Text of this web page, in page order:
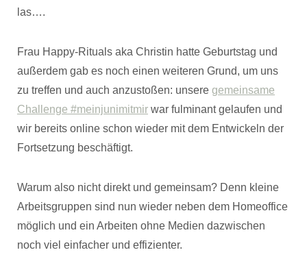
las….
Frau Happy-Rituals aka Christin hatte Geburtstag und
außerdem gab es noch einen weiteren Grund, um uns
zu treffen und auch anzustoßen: unsere gemeinsame
Challenge #meinjunimitmir war fulminant gelaufen und
wir bereits online schon wieder mit dem Entwickeln der
Fortsetzung beschäftigt.
Warum also nicht direkt und gemeinsam? Denn kleine
Arbeitsgruppen sind nun wieder neben dem Homeoffice
möglich und ein Arbeiten ohne Medien dazwischen
noch viel einfacher und effizienter.